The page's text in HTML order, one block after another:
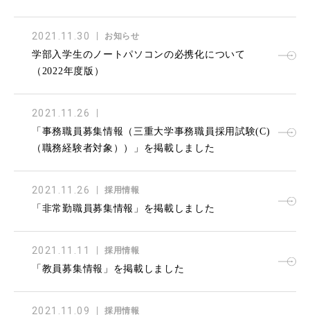
2021.11.30 お知らせ
学部入学生のノートパソコンの必携化について
（2022年度版）
2021.11.26
「事務職員募集情報（三重大学事務職員採用試験(C)
（職務経験者対象））」を掲載しました
2021.11.26 採用情報
「非常勤職員募集情報」を掲載しました
2021.11.11 採用情報
「教員募集情報」を掲載しました
2021.11.09 採用情報